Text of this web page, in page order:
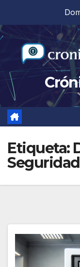
contenido
Etiqueta:
Seguridad